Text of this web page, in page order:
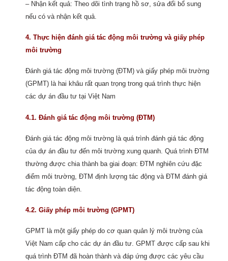
– Nhận kết quả: Theo dõi tình trạng hồ sơ, sửa đổi bổ sung
nếu có và nhận kết quả.
4. Thực hiện đánh giá tác động môi trường và giấy phép
môi trường
Đánh giá tác động môi trường (ĐTM) và giấy phép môi trường
(GPMT) là hai khâu rất quan trọng trong quá trình thực hiện
các dự án đầu tư tại Việt Nam
4.1. Đánh giá tác động môi trường (ĐTM)
Đánh giá tác động môi trường là quá trình đánh giá tác động
của dự án đầu tư đến môi trường xung quanh. Quá trình ĐTM
thường được chia thành ba giai đoạn: ĐTM nghiên cứu đặc
điểm môi trường, ĐTM định lượng tác động và ĐTM đánh giá
tác động toàn diện.
4.2. Giấy phép môi trường (GPMT)
GPMT là một giấy phép do cơ quan quản lý môi trường của
Việt Nam cấp cho các dự án đầu tư. GPMT được cấp sau khi
quá trình ĐTM đã hoàn thành và đáp ứng được các yêu cầu